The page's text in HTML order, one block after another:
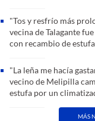
"Tos y resfrío más
vecina de Talagante
con recambio de
"La leña me hacía
vecino de Melipilla
estufa por un
MÁS